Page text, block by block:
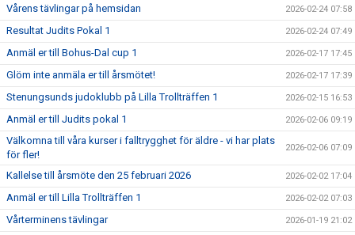
Vårens tävlingar på hemsidan 2026-02-24 07:58
Resultat Judits Pokal 1 2026-02-24 07:49
Anmäl er till Bohus-Dal cup 1 2026-02-17 17:45
Glöm inte anmäla er till årsmötet! 2026-02-17 17:39
Stenungsunds judoklubb på Lilla Trollträffen 1 2026-02-15 16:53
Anmäl er till Judits pokal 1 2026-02-06 09:19
Välkomna till våra kurser i falltrygghet för äldre - vi har plats
för fler!
2026-02-06 07:09
Kallelse till årsmöte den 25 februari 2026 2026-02-02 17:04
Anmäl er till Lilla Trollträffen 1 2026-02-02 07:03
Vårterminens tävlingar 2026-01-19 21:02